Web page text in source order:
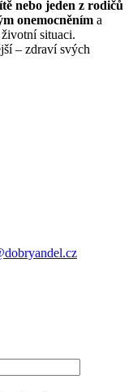
nebo jeden z rodičů
onemocněním a
situaci.
– zdraví svých